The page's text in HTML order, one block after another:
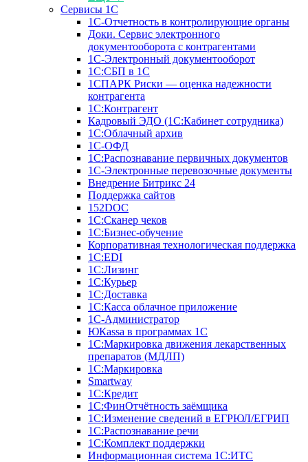
Сервисы 1С
1С-Отчетность в контролирующие органы
Доки. Сервис электронного
документооборота с контрагентами
1С-Электронный документооборот
1С:СБП в 1С
1СПАРК Риски — оценка надежности
контрагента
1С:Контрагент
Кадровый ЭДО (1С:Кабинет сотрудника)
1С:Облачный архив
1С-ОФД
1С:Распознавание первичных документов
1С-Электронные перевозочные документы
Внедрение Битрикс 24
Поддержка сайтов
152DOC
1С:Сканер чеков
1С:Бизнес-обучение
Корпоративная технологическая поддержка
1С:ЕDI
1С:Лизинг
1С:Курьер
1С:Доставка
1С:Касса облачное приложение
1С-Администратор
ЮКаssа в программах 1С
1С:Маркировка движения лекарственных
препаратов (МДЛП)
1С:Маркировка
Smartway
1С:Кредит
1С:ФинОтчётность заёмщика
1С:Изменение сведений в ЕГРЮЛ/ЕГРИП
1С:Распознавание речи
1С:Комплект поддержки
Информационная система 1С:ИТС